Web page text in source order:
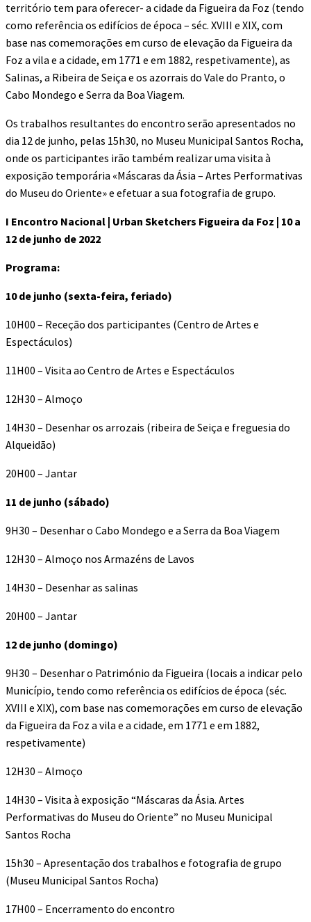
território tem para oferecer- a cidade da Figueira da Foz (tendo
como referência os edifícios de época – séc. XVIII e XIX, com
base nas comemorações em curso de elevação da Figueira da
Foz a vila e a cidade, em 1771 e em 1882, respetivamente), as
Salinas, a Ribeira de Seiça e os azorrais do Vale do Pranto, o
Cabo Mondego e Serra da Boa Viagem.
Os trabalhos resultantes do encontro serão apresentados no
dia 12 de junho, pelas 15h30, no Museu Municipal Santos Rocha,
onde os participantes irão também realizar uma visita à
exposição temporária «Máscaras da Ásia – Artes Performativas
do Museu do Oriente» e efetuar a sua fotografia de grupo.
I Encontro Nacional | Urban Sketchers Figueira da Foz | 10 a
12 de junho de 2022
Programa:
10 de junho (sexta-feira, feriado)
10H00 – Receção dos participantes (Centro de Artes e
Espectáculos)
11H00 – Visita ao Centro de Artes e Espectáculos
12H30 – Almoço
14H30 – Desenhar os arrozais (ribeira de Seiça e freguesia do
Alqueidão)
20H00 – Jantar
11 de junho (sábado)
9H30 – Desenhar o Cabo Mondego e a Serra da Boa Viagem
12H30 – Almoço nos Armazéns de Lavos
14H30 – Desenhar as salinas
20H00 – Jantar
12 de junho (domingo)
9H30 – Desenhar o Património da Figueira (locais a indicar pelo
Município, tendo como referência os edifícios de época (séc.
XVIII e XIX), com base nas comemorações em curso de elevação
da Figueira da Foz a vila e a cidade, em 1771 e em 1882,
respetivamente)
12H30 – Almoço
14H30 – Visita à exposição “Máscaras da Ásia. Artes
Performativas do Museu do Oriente” no Museu Municipal
Santos Rocha
15h30 – Apresentação dos trabalhos e fotografia de grupo
(Museu Municipal Santos Rocha)
17H00 – Encerramento do encontro